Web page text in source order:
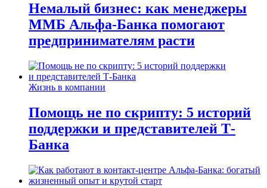
Немалый бизнес: как менеджеры
ММБ Альфа-Банка помогают
предпринимателям расти
Жизнь в компании
Помощь не по скрипту: 5 историй
поддержки и представителей Т-
Банка